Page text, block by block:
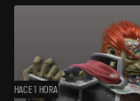
HACE 1 HORA